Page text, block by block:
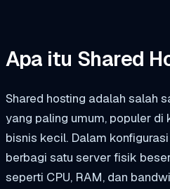
Apa itu Shared
Shared hosting adalah salah
yang paling umum, populer di
bisnis kecil. Dalam
berbagi satu server fisik
seperti CPU, RAM, dan